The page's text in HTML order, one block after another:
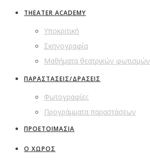
THEATER ACADEMY
Υποκριτική
Σκηνογραφία
Μαθήματα θεατρικών φωτισμών
ΠΑΡΑΣΤΑΣΕΙΣ/ΔΡΑΣΕΙΣ
Φωτογραφίες
Προγράμματα παραστάσεων
ΠΡΟΕΤΟΙΜΑΣΙΑ
Ο ΧΩΡΟΣ